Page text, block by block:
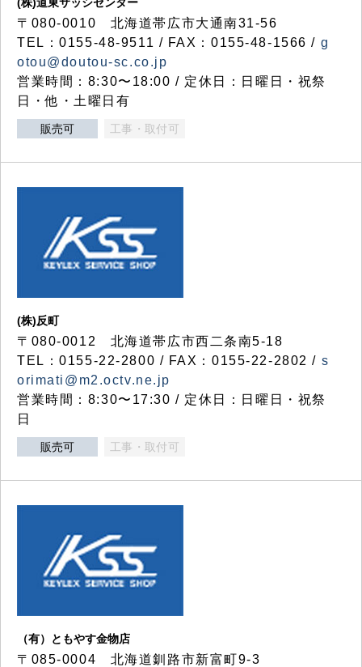
〒080-0010 北海道帯広市大通南31-56
TEL：0155-48-9511 / FAX：0155-48-1566 / g
otou@doutou-sc.co.jp
営業時間：8:30〜18:00 / 定休日：日曜日・祝祭
日・他・土曜日有
販売可 工事・取付可
(株)反町
〒080-0012 北海道帯広市西二条南5-18
TEL：0155-22-2800 / FAX：0155-22-2802 / s
orimati@m2.octv.ne.jp
営業時間：8:30〜17:30 / 定休日：日曜日・祝祭
日
販売可 工事・取付可
（有）ともやす金物店
〒085-0004 北海道釧路市新富町9-3